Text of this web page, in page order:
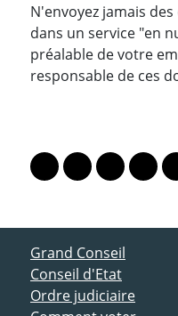
N'envoyez jamais
dans un service "en
préalable de votre
responsable de ces
Lien vers le profil
Lien vers le
Lien vers
Lien
ACCÈS DIRECT
Grand Conseil
Conseil d'Etat
Ordre judiciaire